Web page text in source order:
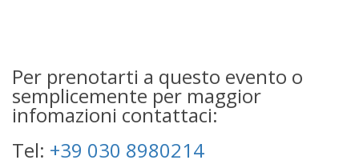
Per prenotarti a questo evento o
semplicemente per maggior
infomazioni contattaci:
Tel: +39 030 8980214